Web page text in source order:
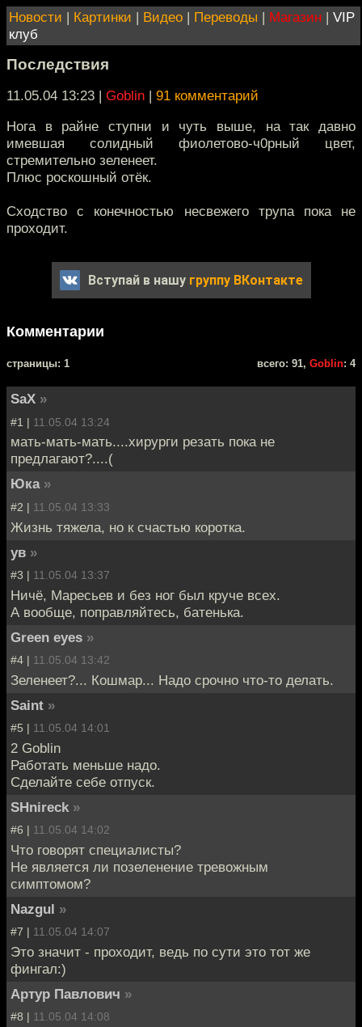
Новости | Картинки | Видео | Переводы | Магазин | VIP
клуб
Последствия
11.05.04 13:23 | Goblin | 91 комментарий
Нога в райне ступни и чуть выше, на так давно
имевшая солидный фиолетово-ч0рный цвет,
стремительно зеленеет.
Плюс роскошный отёк.
Сходство с конечностью несвежего трупа пока не
проходит.
Вступай в нашу группу ВКонтакте
Комментарии
cтраницы: 1 всего: 91, Goblin: 4
SaX »
#1 | 11.05.04 13:24
мать-мать-мать....хирурги резать пока не
предлагают?....(
Юка »
#2 | 11.05.04 13:33
Жизнь тяжела, но к счастью коротка.
ув »
#3 | 11.05.04 13:37
Ничё, Маресьев и без ног был круче всех.
А вообще, поправляйтесь, батенька.
Green eyes »
#4 | 11.05.04 13:42
Зеленеет?... Кошмар... Надо срочно что-то делать.
Saint »
#5 | 11.05.04 14:01
2 Goblin
Работать меньше надо.
Сделайте себе отпуск.
SHnireck »
#6 | 11.05.04 14:02
Что говорят специалисты?
Не является ли позеленение тревожным
симптомом?
Nazgul »
#7 | 11.05.04 14:07
Это значит - проходит, ведь по сути это тот же
фингал:)
Артур Павлович »
#8 | 11.05.04 14:08